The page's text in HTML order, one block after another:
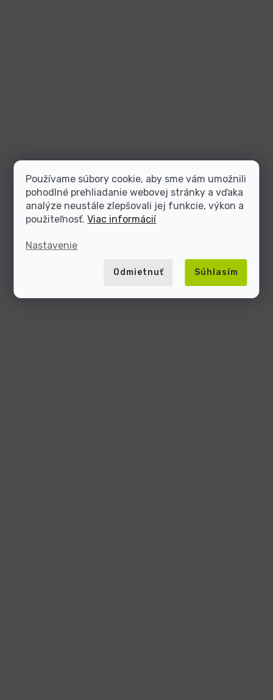
Používame súbory cookie, aby sme vám umožnili
pohodlné prehliadanie webovej stránky a vďaka
analýze neustále zlepšovali jej funkcie, výkon a
použiteľnosť.Viac informácií
Nastavenie
Odmietnuť Súhlasím